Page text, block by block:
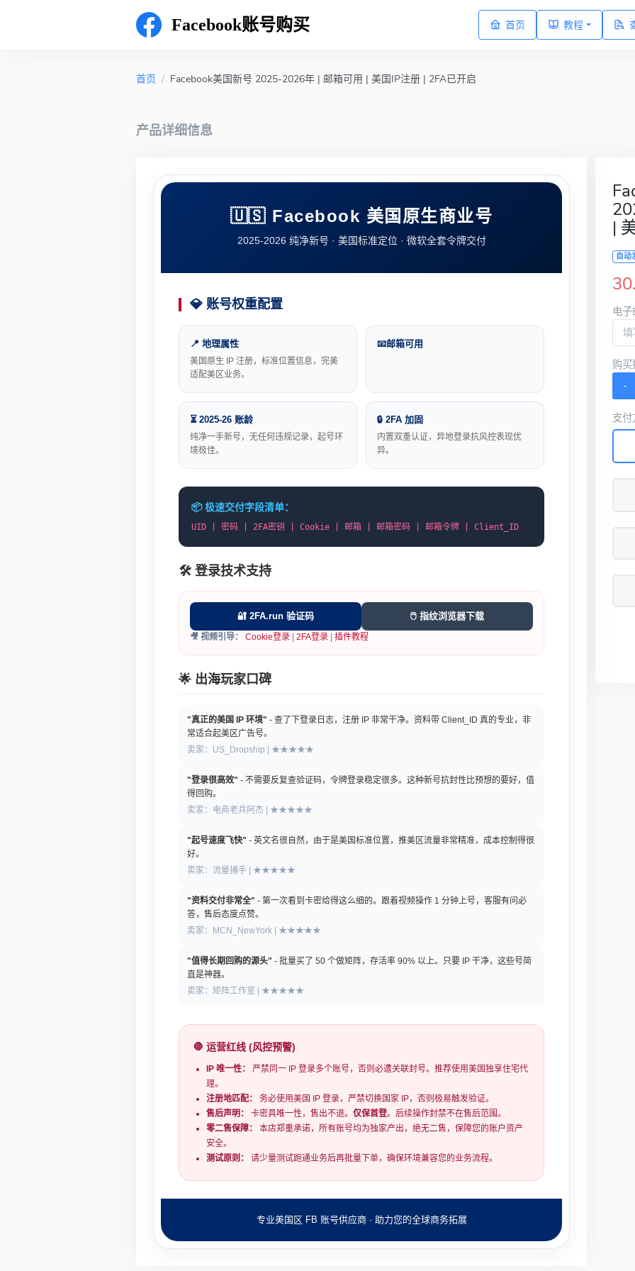
Facebook账号购买 首页 教程
首页 / Facebook美国新号 2025-2026年 | 邮箱可用 | 美国IP注册 | 2FA已开启
产品详细信息
|
自动
电
购
-
支
🇺🇸 Facebook 美国原生商业号
2025-2026 纯净新号 · 美国标准定位 · 微软全套令牌交付
💎 账号权重配置
📍 地理属性
美国原生 IP 注册，标准位置信息，完美
适配美区业务。
📧邮箱可用
⏳ 2025-26 账龄
纯净一手新号，无任何违规记录，起号环
境极佳。
🔒 2FA 加固
内置双重认证，异地登录抗风控表现优
异。
📦 极速交付字段清单：
UID | 密码 | 2FA密钥 | Cookie | 邮箱 | 邮箱密码 | 邮箱令牌 | Client_ID
🛠️ 登录技术支持
🔐 2FA.run 验证码 🖱️ 指纹浏览器下载
🎥 视频引导： Cookie登录 2FA登录 插件教程
🌟 出海玩家口碑
"真正的美国 IP 环境" - 查了下登录日志，注册 IP 非常干净。资料带 Client_ID 真的专业，非
常适合起美区广告号。
卖家：US_Dropship | ★★★★★
"登录很高效" - 不需要反复查验证码，令牌登录稳定很多。这种新号抗封性比预想的要好，值
得回购。
卖家：电商老兵阿杰 | ★★★★★
"起号速度飞快" - 英文名很自然，由于是美国标准位置，推美区流量非常精准，成本控制得很
好。
卖家：流量捕手 | ★★★★★
"资料交付非常全" - 第一次看到卡密给得这么细的。跟着视频操作 1 分钟上号，客服有问必
答，售后态度点赞。
卖家：MCN_NewYork | ★★★★★
"值得长期回购的源头" - 批量买了 50 个做矩阵，存活率 90% 以上。只要 IP 干净，这些号简
直是神器。
卖家：矩阵工作室 | ★★★★★
🛑 运营红线 (风控预警)
IP 唯一性：
严禁同一 IP 登录多个账号，否则必遭关联封号。推荐使用美国独享住宅代
理。
注册地匹配：
务必使用美国 IP 登录，严禁切换国家 IP，否则极易触发验证。
售后声明：
卡密具唯一性，售出不退。 仅保首登。后续操作封禁不在售后范围。
零二售保障：
本店郑重承诺，所有账号均为独家产出，绝无二售，保障您的账户资产
安全。
测试原则：
请少量测试跑通业务后再批量下单，确保环境兼容您的业务流程。
专业美国区 FB 账号供应商 · 助力您的全球商务拓展